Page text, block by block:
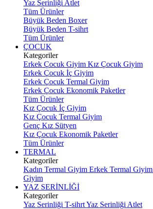
Yaz Serinliği Atlet
Tüm Ürünler
Büyük Beden Boxer
Büyük Beden T-sihrt
Tüm Ürünler
ÇOCUK
Kategoriler
Erkek Çocuk Giyim Kız Çocuk Giyim
Erkek Çocuk İç Giyim
Erkek Çocuk Termal Giyim
Erkek Çocuk Ekonomik Paketler
Tüm Ürünler
Kız Çocuk İç Giyim
Kız Çocuk Termal Giyim
Genç Kız Sütyen
Kız Çocuk Ekonomik Paketler
Tüm Ürünler
TERMAL
Kategoriler
Kadın Termal Giyim Erkek Termal Giyim
Giyim
YAZ SERİNLİĞİ
Kategoriler
Yaz Serinliği T-sihrtYaz Serinliği Atlet